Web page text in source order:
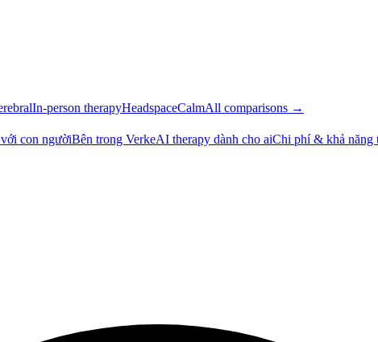
In-person therapyHeadspaceCalmAll comparisons →
con ngườiBên trong VerkeAI therapy dành cho aiChi phí & khả năng